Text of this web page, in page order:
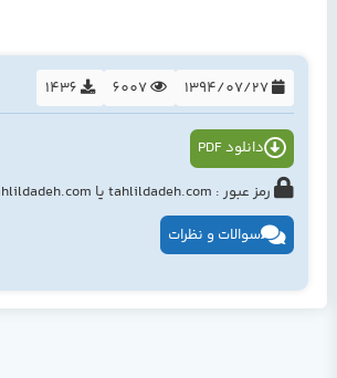
1394/07/27
6007
1436
دانلود PDF
رمز عبور : tahlildadeh.com یا www.tahlildadeh.com
سوالات و نظرات